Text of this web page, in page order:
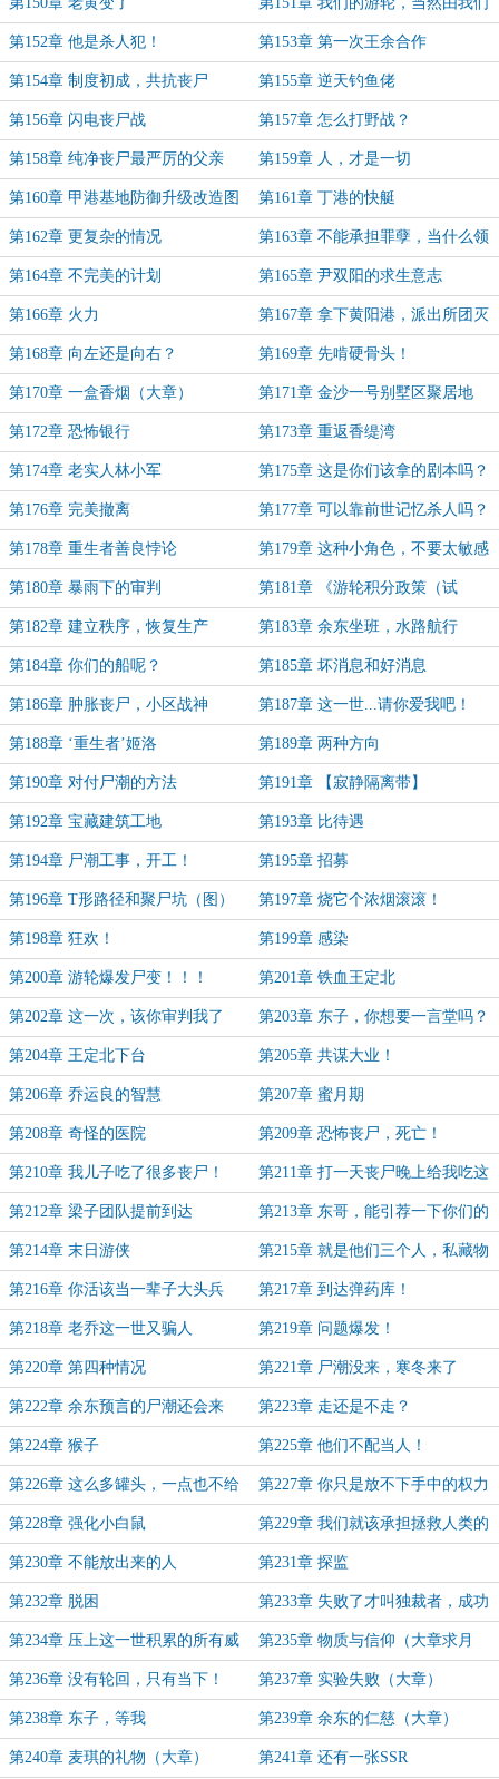
制定规则！
第152章 他是杀人犯！ 第153章 第一次王余合作
第154章 制度初成，共抗丧尸 第155章 逆天钓鱼佬
第156章 闪电丧尸战 第157章 怎么打野战？
第158章 纯净丧尸最严厉的父亲 第159章 人，才是一切
第160章 甲港基地防御升级改造图
（真）
第161章 丁港的快艇
第162章 更复杂的情况 第163章 不能承担罪孽，当什么领
导！
第164章 不完美的计划 第165章 尹双阳的求生意志
第166章 火力 第167章 拿下黄阳港，派出所团灭
第168章 向左还是向右？ 第169章 先啃硬骨头！
第170章 一盒香烟（大章） 第171章 金沙一号别墅区聚居地
第172章 恐怖银行 第173章 重返香缇湾
第174章 老实人林小军 第175章 这是你们该拿的剧本吗？
第176章 完美撤离 第177章 可以靠前世记忆杀人吗？
第178章 重生者善良悖论 第179章 这种小角色，不要太敏感
第180章 暴雨下的审判 第181章 《游轮积分政策（试
行）》
第182章 建立秩序，恢复生产 第183章 余东坐班，水路航行
第184章 你们的船呢？ 第185章 坏消息和好消息
第186章 肿胀丧尸，小区战神 第187章 这一世...请你爱我吧！
第188章 ‘重生者’姬洛 第189章 两种方向
第190章 对付尸潮的方法 第191章 【寂静隔离带】
第192章 宝藏建筑工地 第193章 比待遇
第194章 尸潮工事，开工！ 第195章 招募
第196章 T形路径和聚尸坑（图） 第197章 烧它个浓烟滚滚！
第198章 狂欢！ 第199章 感染
第200章 游轮爆发尸变！！！ 第201章 铁血王定北
第202章 这一次，该你审判我了 第203章 东子，你想要一言堂吗？
第204章 王定北下台 第205章 共谋大业！
第206章 乔运良的智慧 第207章 蜜月期
第208章 奇怪的医院 第209章 恐怖丧尸，死亡！
第210章 我儿子吃了很多丧尸！ 第211章 打一天丧尸晚上给我吃这
个？
第212章 梁子团队提前到达 第213章 东哥，能引荐一下你们的
领导吗？
第214章 末日游侠 第215章 就是他们三个人，私藏物
资！
第216章 你活该当一辈子大头兵 第217章 到达弹药库！
第218章 老乔这一世又骗人 第219章 问题爆发！
第220章 第四种情况 第221章 尸潮没来，寒冬来了
第222章 余东预言的尸潮还会来
吗？
第223章 走还是不走？
第224章 猴子 第225章 他们不配当人！
第226章 这么多罐头，一点也不给
游轮分？
第227章 你只是放不下手中的权力
吧？
第228章 强化小白鼠 第229章 我们就该承担拯救人类的
责任
第230章 不能放出来的人 第231章 探监
第232章 脱困 第233章 失败了才叫独裁者，成功
了就是救世主！
第234章 压上这一世积累的所有威
望！
第235章 物质与信仰（大章求月
票）
第236章 没有轮回，只有当下！ 第237章 实验失败（大章）
第238章 东子，等我 第239章 余东的仁慈（大章）
第240章 麦琪的礼物（大章） 第241章 还有一张SSR